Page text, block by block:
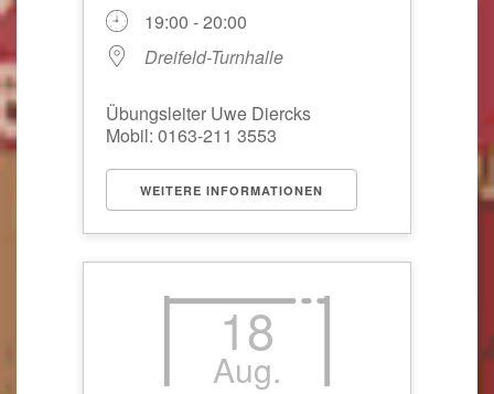
19:00 - 20:00
Dreifeld-Turnhalle
Übungsleiter Uwe Diercks
Mobil: 0163-211 3553
WEITERE INFORMATIONEN
18
Aug.